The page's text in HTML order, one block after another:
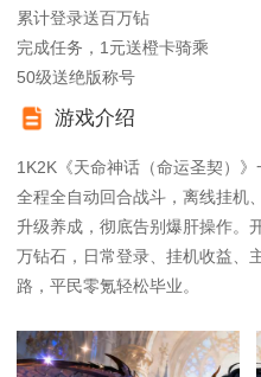
累计登录送百万钻
完成任务，1元送橙卡骑乘
50级送绝版称号
游戏介绍
1K2K《天命神话（命运圣契）
全程全自动回合战斗，离线挂机
升级养成，彻底告别爆肝操作。
万钻石，日常登录、挂机收益、
路，平民零氪轻松毕业。